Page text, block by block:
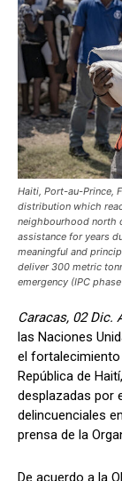
Haiti, Port-au-Prince,
distribution which
neighbourhood north
assistance for years
meaningful and
deliver 300 metric
emergency (IPC
Caracas, 02 Dic.
las Naciones
el
República de
desplazadas por
delincuenciales
prensa de la
De acuerdo a la